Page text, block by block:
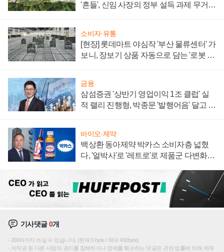
'흔들', 신임 사장의 정부 설득 과제 무거워
소비자·유통
[현장] 롯데마트 야심작 '부산 물류센터' 가
보니, 장보기 상품 자동으로 담는 '로봇 40
금융
삼섬증권 '상반기 영업이익 1조 클럽' 실
적 랠리 진행형, 박종문 '발행어음' 달고 연
바이오·제약
백상환 동아제약 박카스 소비자층 넓혔
다, '얼박사'로 '레트로'로 제품군 다변화
기사댓글0개
200자까지 쓰실 수 있습니다. (현재 0 byte / 최대 400byte)
저작권 등 다른 사람의 권리를 침해하거나 명예를 훼손하는 댓글은 관련 법률에 의해 제재